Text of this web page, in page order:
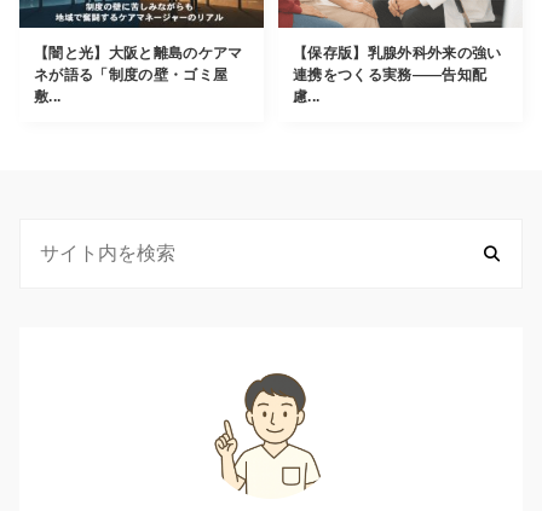
【闇と光】大阪と離島のケアマ
ネが語る「制度の壁・ゴミ屋
敷...
【保存版】乳腺外科外来の強い
連携をつくる実務——告知配
慮...